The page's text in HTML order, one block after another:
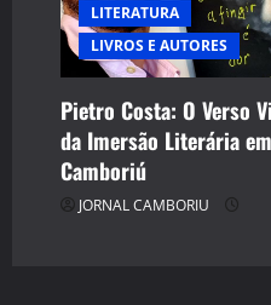
LITERATURA
LIVROS E AUTORES
Pietro Costa: O Verso
da Imersão Literária em
Camboriú
JORNAL CAMBORIU